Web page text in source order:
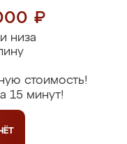
₽
низа
стоимость!
15 минут!